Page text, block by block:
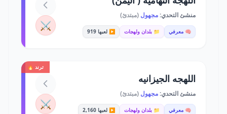
منشئ التحدي:مجهول (مبتدئ)
🧠 معرفي 📁 بلدان ولهجات ▶️ لعبها 919 ⚔️
ترند 🔥
اللهجه الجيزانيه
منشئ التحدي:مجهول (مبتدئ)
🧠 معرفي 📁 بلدان ولهجات ▶️ لعبها 2,160 ⚔️